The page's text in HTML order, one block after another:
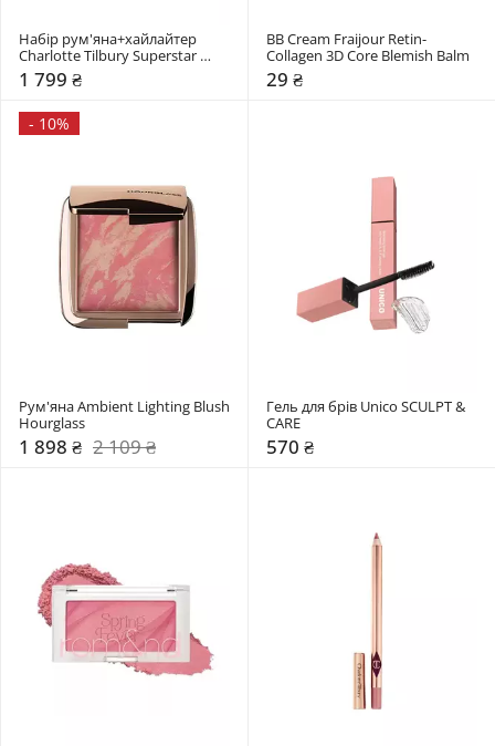
Набір рум'яна+хайлайтер
Charlotte Tilbury Superstar
Glow Kit
1 799 ₴
BB Cream Fraijour Retin-
Collagen 3D Core Blemish Balm
29 ₴
- 10%
Рум'яна Ambient Lighting Blush
Hourglass
1 898 ₴ 2 109 ₴
Гель для брів Unico SCULPT &
CARE
570 ₴